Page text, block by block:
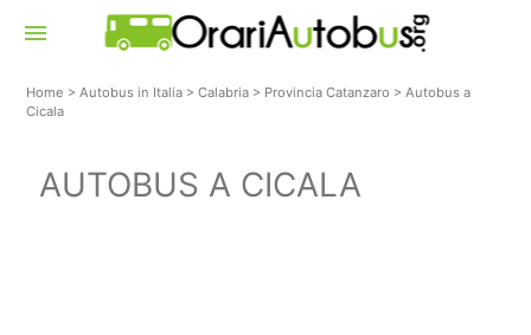
menu
Home >Autobus in Italia >Calabria > Provincia Catanzaro >Autobus a
Cicala
AUTOBUS A CICALA